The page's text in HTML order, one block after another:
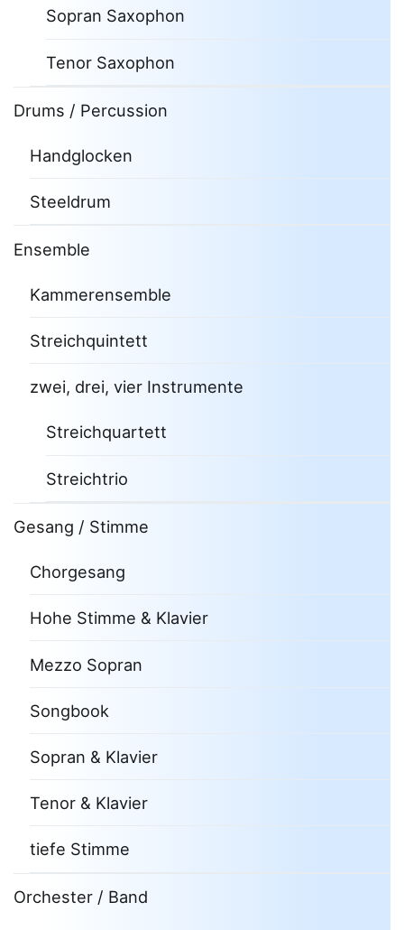
Sopran Saxophon
Tenor Saxophon
Drums / Percussion
Handglocken
Steeldrum
Ensemble
Kammerensemble
Streichquintett
zwei, drei, vier Instrumente
Streichquartett
Streichtrio
Gesang / Stimme
Chorgesang
Hohe Stimme & Klavier
Mezzo Sopran
Songbook
Sopran & Klavier
Tenor & Klavier
tiefe Stimme
Orchester / Band